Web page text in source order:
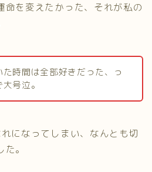
命を変えたかった、それが私の
た時間は全部好きだった、っ
号泣。
になってしまい、なんとも切
。